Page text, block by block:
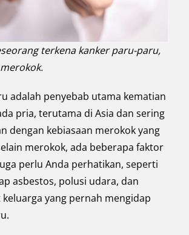
terkena kanker paru-paru,
adalah penyebab utama kematian
pria, terutama di Asia dan sering
dengan kebiasaan merokok yang
merokok, ada beberapa faktor
perlu Anda perhatikan, seperti
asbestos, polusi udara, dan
yang pernah mengidap